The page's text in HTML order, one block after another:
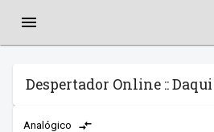
Despertador Online ::
Analógico